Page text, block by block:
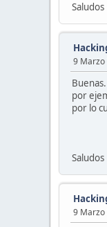
Saludos
9 Marzo
por
por lo
Saludos
9 Marzo